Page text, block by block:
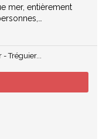
mer, entièrement
- Tréguier...